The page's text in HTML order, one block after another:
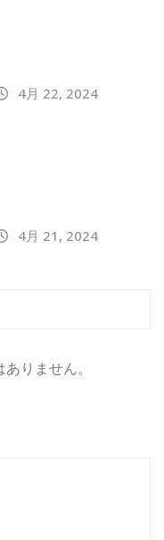
4月 22, 2024
4月 21, 2024
りません。